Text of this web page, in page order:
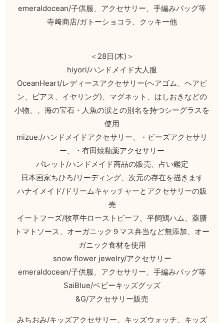
emeraldocean/子供服、アクセサリー、手編みバッグ等
寺﨑商店/ガトーショコラ、クッキー他
＜28日(木)＞
hiyori/ハンドメイド大人服
OceanHeart/レディースアクセサリー(ヘアゴム、ヘアピ
ン、ピアス、イヤリング)、マグネット、はしおきなどの
小物、、海の宝石・人魚の涙との別名を持つシーグラスを
使用
mizue./ハンドメイドアクセサリー、・ビーズアクセサリ
ー、・有田焼釉薬アクセサリー
パレット/ハンドメイド商品の販売、占い鑑定
日本画家ちひろ/リーディング、次元の存在を描きます
ハナイメイド/ドリームキャッチャーとアクセサリーの販
売
イートフーズ/牧草牛ローストビーフ、平飼鶏ハム、薬膳
トマトソース、オーガニック９マス弁当など無添加、オー
ガニック食材を使用
snow flower jewelry/アクセサリー
emeraldocean/子供服、アクセサリー、手編みバッグ等
SaiBlue/ベビーキッズグッズ
&G/アクセサリー販売
みちおみ/キッズアクセサリー、キッズウォッチ、キッズ